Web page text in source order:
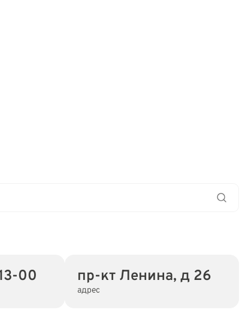
00 пр-кт Ленина, д 26
адрес